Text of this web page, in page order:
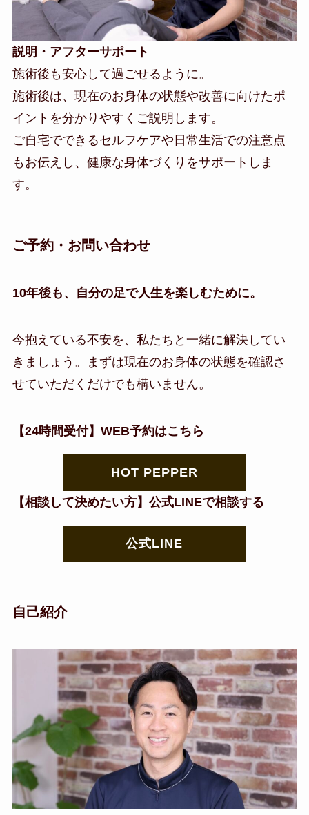
説明・アフターサポート
施術後も安心して過ごせるように。
施術後は、現在のお身体の状態や改善に向けたポ
イントを分かりやすくご説明します。
ご自宅でできるセルフケアや日常生活での注意点
もお伝えし、健康な身体づくりをサポートしま
す。
ご予約・お問い合わせ
10年後も、自分の足で人生を楽しむために。
今抱えている不安を、私たちと一緒に解決してい
きましょう。まずは現在のお身体の状態を確認さ
せていただくだけでも構いません。
【24時間受付】WEB予約はこちら
HOT PEPPER
【相談して決めたい方】公式LINEで相談する
公式LINE
自己紹介